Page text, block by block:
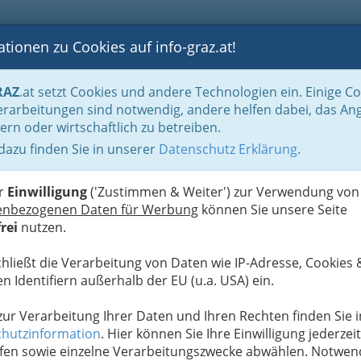
BLOGS FOTOS GASTRONOMIE BRANCHEN
zu Cookies auf info-graz.at!
.at setzt Cookies und andere Technologien ein. Einige
sind notwendig, andere helfen dabei, das
oder wirtschaftlich zu betreiben.
finden Sie in unserer Datenschutz Erklärung.
Einwilligung('Zustimmen & Weiter') zur Verwendung von
Daten für Werbung können Sie unsere Seite
nutzen.
die Verarbeitung von Daten wie IP-Adresse, Cookies
Identifiern außerhalb der EU (u.a. USA) ein.
Verarbeitung Ihrer Daten und Ihren Rechten finden Sie
. Hier können Sie Ihre Einwilligung jederzeit
sowie einzelne Verarbeitungszwecke abwählen.
Handel in Graz Großhandel Großhandel mit Papierwaren